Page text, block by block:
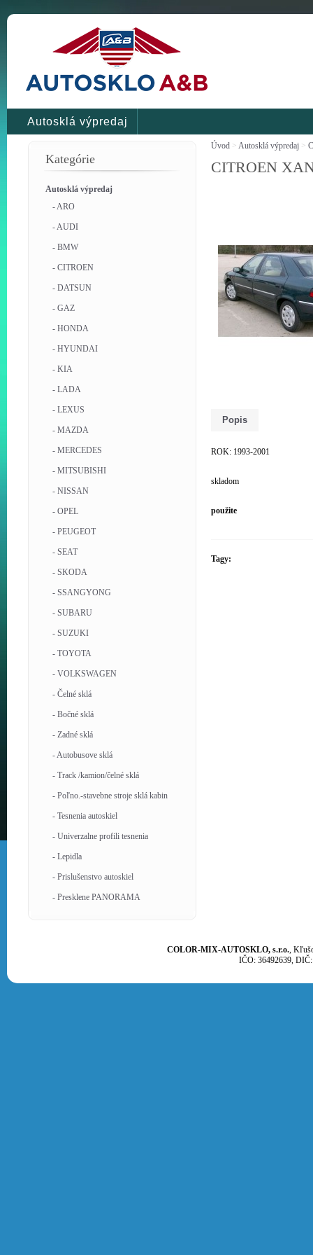
Autosklá výpredaj
Kategórie
Autosklá výpredaj
- ARO
- AUDI
- BMW
- CITROEN
- DATSUN
- GAZ
- HONDA
- HYUNDAI
- KIA
- LADA
- LEXUS
- MAZDA
- MERCEDES
- MITSUBISHI
- NISSAN
- OPEL
- PEUGEOT
- SEAT
- SKODA
- SSANGYONG
- SUBARU
- SUZUKI
- TOYOTA
- VOLKSWAGEN
- Čelné sklá
- Bočné sklá
- Zadné sklá
- Autobusove sklá
- Track /kamion/čelné sklá
- Poľno.-stavebne stroje sklá kabin
- Tesnenia autoskiel
- Univerzalne profili tesnenia
- Lepidla
- Prislušenstvo autoskiel
- Presklene PANORAMA
Úvod > Autosklá výpredaj >
CITROEN
Popis
ROK: 1993-2001
skladom
použite
Tagy:
COLOR-MIX-AUTOSKLO, s.r.o.,
IČO: 36492639,